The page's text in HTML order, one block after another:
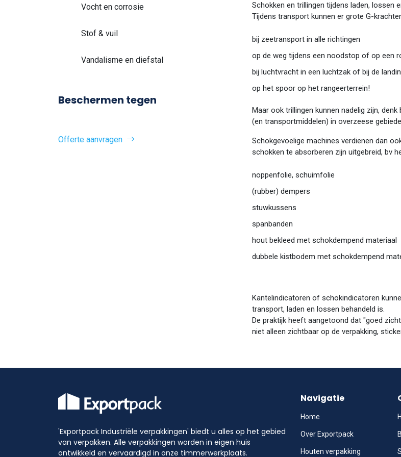
Vocht en corrosie
Stof & vuil
Vandalisme en diefstal
Beschermen tegen
Offerte aanvragen
Schokken en trillingen tijdens laden, lossen
Tijdens transport kunnen er grote G-
bij zeetransport in alle richtingen
op de weg tijdens een noodstop of op een
bij luchtvracht in een luchtzak of bij de
op het spoor op het rangeerterrein!
Maar ook trillingen kunnen nadelig zijn,
(en transportmiddelen) in overzeese
Schokgevoelige machines verdienen dan
schokken te absorberen zijn uitgebreid, bv
noppenfolie, schuimfolie
(rubber) dempers
stuwkussens
spanbanden
hout bekleed met schokdempend materiaal
dubbele kistbodem met schokdempend
Kantelindicatoren of schokindicatoren
transport, laden en lossen behandeld is.
De praktijk heeft aangetoond dat "goed
niet alleen zichtbaar op de verpakking,
'Exportpack Industriële verpakkingen' biedt u alles op het gebied
van verpakken. Alle verpakkingen worden in eigen huis
ontwikkeld en vervaardigd in onze timmerwerkplaats.
Navigatie
Home
Over Exportpack
Houten verpakking